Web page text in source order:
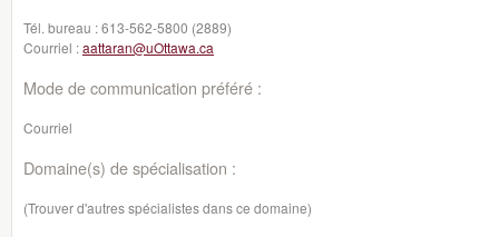
Tél. bureau :613-562-5800 (2889)
Courriel :aattaran@uOttawa.ca
Mode de communication préféré :
Courriel
Domaine(s) de spécialisation :
(Trouver d'autres spécialistes dans ce domaine)